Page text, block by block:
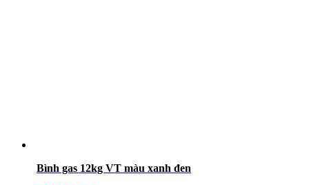
Bình gas 12kg VT màu xanh đen